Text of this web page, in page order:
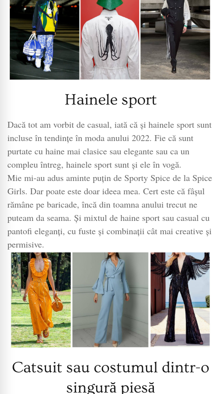
Hainele sport
Dacă tot am vorbit de casual, iată că și hainele sport sunt
incluse în tendințe în moda anului 2022. Fie că sunt
purtate cu haine mai clasice sau elegante sau ca un
compleu întreg, hainele sport sunt și ele în vogă.
Mie mi-au adus aminte puțin de Sporty Spice de la Spice
Girls. Dar poate este doar ideea mea. Cert este că fâșul
rămâne pe baricade, încă din toamna anului trecut ne
puteam da seama. Și mixtul de haine sport sau casual cu
pantofi eleganți, cu fuste și combinații cât mai creative și
permisive.
Catsuit sau costumul dintr-o
singură piesă